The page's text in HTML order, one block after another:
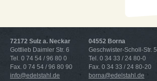
72172 Sulz a. Neckar
Gottlieb Daimler Str. 6
Tel. 0 74 54 / 96 80 0
Fax. 0 74 54 / 96 80 90
info@edelstahl.de
04552 Borna
Geschwister-Scholl-Str. 5
Tel. 0 34 33 / 24 80-0
Fax. 0 34 33 / 24 80-20
borna@edelstahl.de